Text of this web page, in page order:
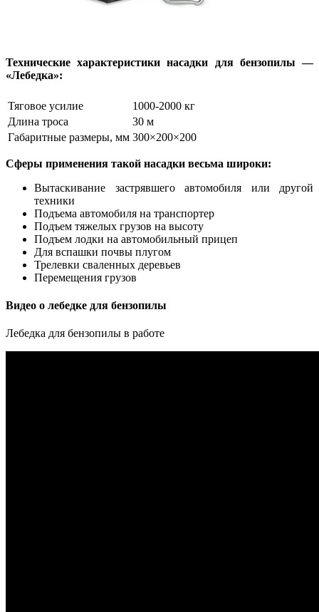
Технические характеристики насадки для бензопилы —
«Лебедка»:
Тяговое усилие
1000-2000 кг
Длина троса
30 м
Габаритные размеры, мм 300×200×200
Сферы применения такой насадки весьма широки:
Вытаскивание застрявшего автомобиля или другой
техники
Подъема автомобиля на транспортер
Подъем тяжелых грузов на высоту
Подъем лодки на автомобильный прицеп
Для вспашки почвы плугом
Трелевки сваленных деревьев
Перемещения грузов
Видео о лебедке для бензопилы
Лебедка для бензопилы в работе